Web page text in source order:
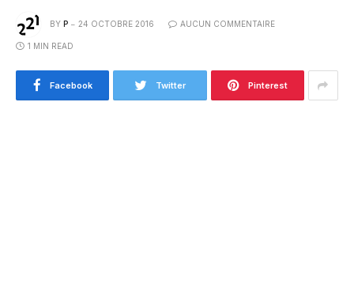
BY P 24 OCTOBRE 2016 AUCUN COMMENTAIRE
1 MIN READ
Facebook Twitter Pinterest